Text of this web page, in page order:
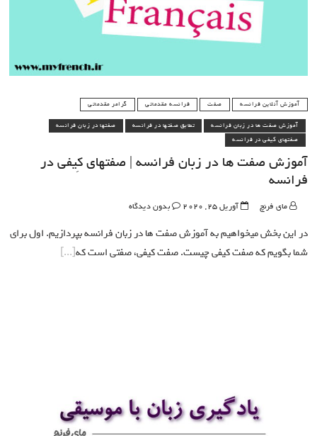
آموزش آنلاین فرانسه صفت فرانسه مقدماتی گرامر مقدماتی
آموزش صفت ها در زبان فرانسه تطابق صفتها در فرانسه
صفتها در زبان فرانسه
صفتهای کیفی در فرانسه
آموزش صفت ها در زبان فرانسه | صفتهای کِیفی در
فرانسه
مای فرنچ آوریل 25, 2020 بدون دیدگاه
در این بخش میخواهیم به آموزش صفت ها در زبان فرانسه بپردازیم. اول برای
شما بگویم که صفت کیفی چیست. صفت کیفی، صفتی است که